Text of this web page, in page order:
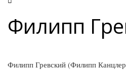
Филипп
Филипп Гревский (Филипп